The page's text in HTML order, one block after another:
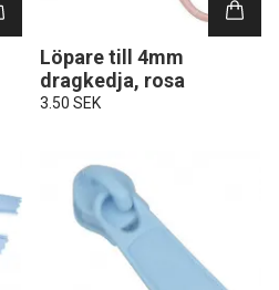
Löpare till 4mm
dragkedja, rosa
3.50 SEK